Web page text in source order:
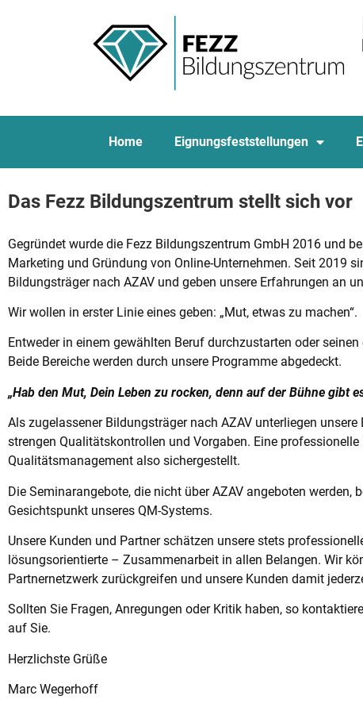
Home Eignungsfeststellungen
Das Fezz Bildungszentrum stellt sich vor
Gegründet wurde die Fezz Bildungszentrum GmbH 2016 und
Marketing und Gründung von Online-Unternehmen. Seit 2019
Bildungsträger nach AZAV und geben unsere Erfahrungen an
Wir wollen in erster Linie eines geben: „Mut, etwas zu machen“.
Entweder in einem gewählten Beruf durchzustarten oder
Beide Bereiche werden durch unsere Programme abgedeckt.
„Hab den Mut, Dein Leben zu rocken, denn auf der Bühne gibt
Als zugelassener Bildungsträger nach AZAV unterliegen
strengen Qualitätskontrollen und Vorgaben. Eine
Qualitätsmanagement also sichergestellt.
Die Seminarangebote, die nicht über AZAV angeboten werden,
Gesichtspunkt unseres QM-Systems.
Unsere Kunden und Partner schätzen unsere stets
lösungsorientierte – Zusammenarbeit in allen Belangen. Wir
Partnernetzwerk zurückgreifen und unsere Kunden damit
Sollten Sie Fragen, Anregungen oder Kritik haben, so
auf Sie.
Herzlichste Grüße
Marc Wegerhoff